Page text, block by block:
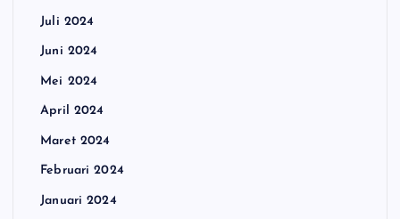
Juli 2024
Juni 2024
Mei 2024
April 2024
Maret 2024
Februari 2024
Januari 2024